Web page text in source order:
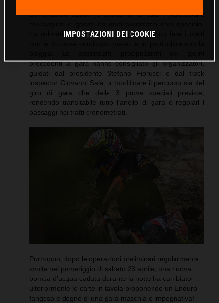
alimentando subito l’entusiasmo di tutti i partecipanti
La coloratissima carovana ha però dovuto fare i conti
precedenti la gara hanno consigliato gli organizzatori,
guidati dal presidente Stefano Fiorucci e dal track
inspector Giovanni Sala, a modificare il percorso sia del
giro di gara che delle 3 prove speciali previste,
rendendo transitabile tutto l’anello di gara e regolari i
passaggi nei tratti cronometrati.
Purtroppo, dopo le operazioni preliminari regolarmente
svolte nel pomeriggio di sabato 23 aprile, una nuova
bomba d’acqua caduta durante la notte ha cambiato
ulteriormente le carte in tavola proponendo un Enduro
fangoso e degno di una gara maschia e impegnativa!
IMPOSTAZIONI DEI COOKIE